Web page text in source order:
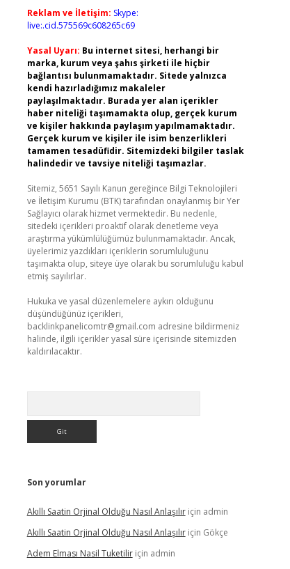
Reklam ve İletişim: Skype:
live:.cid.575569c608265c69
Yasal Uyarı: Bu internet sitesi, herhangi bir
marka, kurum veya şahıs şirketi ile hiçbir
bağlantısı bulunmamaktadır. Sitede yalnızca
kendi hazırladığımız makaleler
paylaşılmaktadır. Burada yer alan içerikler
haber niteliği taşımamakta olup, gerçek kurum
ve kişiler hakkında paylaşım yapılmamaktadır.
Gerçek kurum ve kişiler ile isim benzerlikleri
tamamen tesadüfidir. Sitemizdeki bilgiler taslak
halindedir ve tavsiye niteliği taşımazlar.
Sitemiz, 5651 Sayılı Kanun gereğince Bilgi Teknolojileri
ve İletişim Kurumu (BTK) tarafından onaylanmış bir Yer
Sağlayıcı olarak hizmet vermektedir. Bu nedenle,
sitedeki içerikleri proaktif olarak denetleme veya
araştırma yükümlülüğümüz bulunmamaktadır. Ancak,
üyelerimiz yazdıkları içeriklerin sorumluluğunu
taşımakta olup, siteye üye olarak bu sorumluluğu kabul
etmiş sayılırlar.
Hukuka ve yasal düzenlemelere aykırı olduğunu
düşündüğünüz içerikleri,
backlinkpanelicomtr@gmail.com adresine bildirmeniz
halinde, ilgili içerikler yasal süre içerisinde sitemizden
kaldırılacaktır.
Son yorumlar
Akıllı Saatin Orjinal Olduğu Nasıl Anlaşılıriçin admin
Akıllı Saatin Orjinal Olduğu Nasıl Anlaşılıriçin Gökçe
Adem Elması Nasil Tuketiliriçin admin